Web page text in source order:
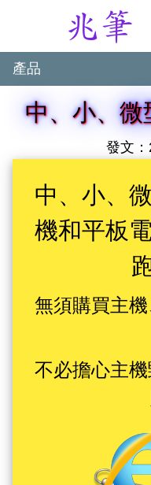
產品
中、小、微
發文
中、小、
機和平板
無須購買主
不必擔心主